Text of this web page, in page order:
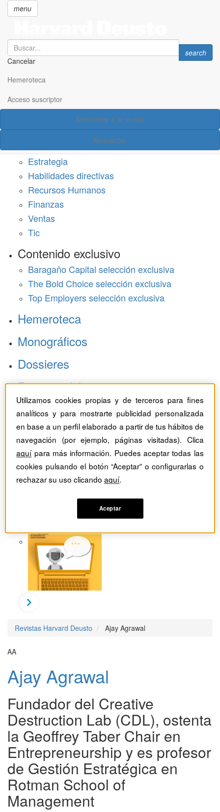
principal
menu
Search
Cancelar
Search
search
Hemeroteca
Acceso suscriptor
Suscríbete a la revista
Newsletter
Acceso suscriptor
Estrategia
Habilidades directivas
Recursos Humanos
Finanzas
Ventas
Tic
Contenido exclusivo
Baragaño Capital selección exclusiva
The Bold Choice selección exclusiva
Top Employers selección exclusiva
Hemeroteca
Monográficos
Dossieres
Revistas del mes
Revistas Harvard Deusto Ajay Agrawal
AA
Ajay Agrawal
Fundador del Creative
Destruction Lab (CDL), ostenta
la Geoffrey Taber Chair en
Entrepreneurship y es profesor
de Gestión Estratégica en
Rotman School of
Management
Utilizamos cookies propias y de terceros para fines
analíticos y para mostrarte publicidad personalizada
en base a un perfil elaborado a partir de tus hábitos de
navegación (por ejemplo, páginas visitadas). Clica
aquípara más información. Puedes aceptar todas las
cookies pulsando el botón “Aceptar” o configurarlas o
rechazar su uso clicandoaquí.
Aceptar